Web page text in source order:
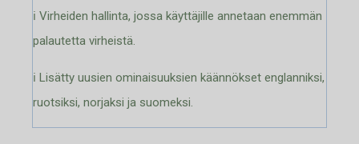
ℹ️ Virheiden hallinta, jossa käyttäjille annetaan enemmän
palautetta virheistä.
ℹ️ Lisätty uusien ominaisuuksien käännökset englanniksi,
ruotsiksi, norjaksi ja suomeksi.